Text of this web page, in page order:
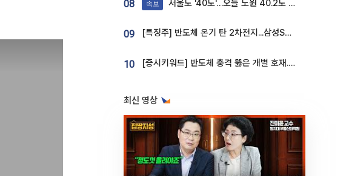
08 속보 서울도 '40도'…오늘 노원 40.2도 기록
09 [특징주] 반도체 온기 탄 2차전지...삼성SDI, 장 초반 7% 넘게 껑충
10 [증시키워드] 반도체 충격 뚫은 개별 호재...포스코퓨처엠·에코프로·한화솔루션 '눈길'
최신 영상